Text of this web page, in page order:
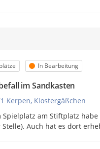
Status
In Bearbeitung
im Sandkasten
Kerpen, Klostergäßchen
Spielplatz am Stiftplatz
Auch hat es dort